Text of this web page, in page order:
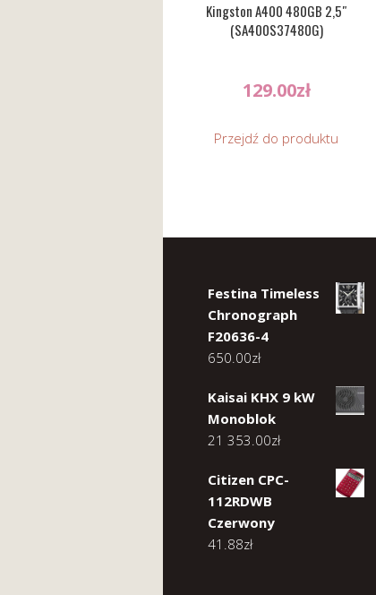
Kingston A400 480GB 2,5″
(SA400S37480G)
129.00zł
Przejdź do produktu
Festina Timeless
Chronograph
F20636-4
650.00zł
Kaisai KHX 9 kW
Monoblok
21 353.00zł
Citizen CPC-
112RDWB
Czerwony
41.88zł